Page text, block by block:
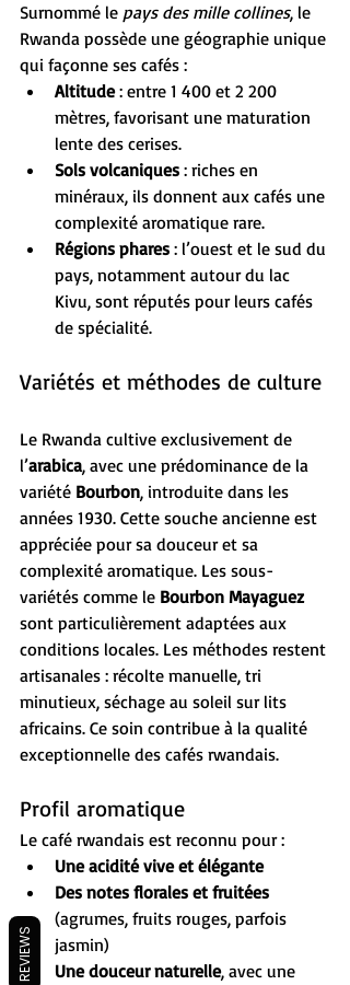
Surnommé le pays des mille collines, le
Rwanda possède une géographie unique
qui façonne ses cafés :
Altitude : entre 1 400 et 2 200
mètres, favorisant une maturation
lente des cerises.
Sols volcaniques : riches en
minéraux, ils donnent aux cafés une
complexité aromatique rare.
Régions phares : l’ouest et le sud du
pays, notamment autour du lac
Kivu, sont réputés pour leurs cafés
de spécialité.
Variétés et méthodes de culture
Le Rwanda cultive exclusivement de
l’arabica, avec une prédominance de la
variété Bourbon, introduite dans les
années 1930. Cette souche ancienne est
appréciée pour sa douceur et sa
complexité aromatique. Les sous-
variétés comme le Bourbon Mayaguez
sont particulièrement adaptées aux
conditions locales. Les méthodes restent
artisanales : récolte manuelle, tri
minutieux, séchage au soleil sur lits
africains. Ce soin contribue à la qualité
exceptionnelle des cafés rwandais.
Profil aromatique
Le café rwandais est reconnu pour :
Une acidité vive et élégante
Des notes florales et fruitées
(agrumes, fruits rouges, parfois
jasmin)
Une douceur naturelle, avec une
REVIEWS